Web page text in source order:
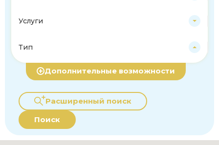
Услуги
Тип
Дополнительные возможности
Расширенный поиск
Поиск